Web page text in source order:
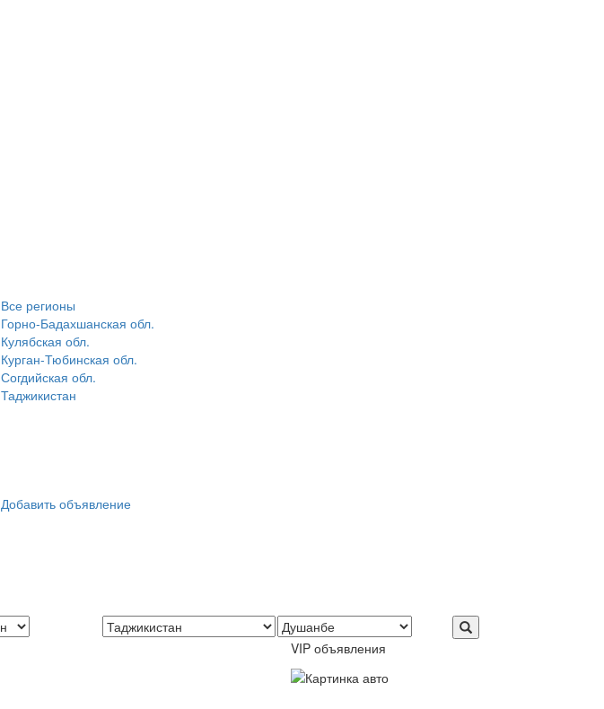
Все регионы
Горно-Бадахшанская обл.
Кулябская обл.
Курган-Тюбинская обл.
Согдийская обл.
Таджикистан
Добавить объявление
VIP объявления